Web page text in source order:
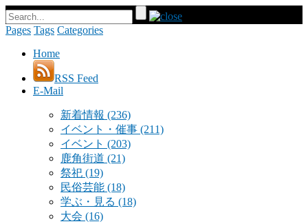
Pages Tags Categories
Home
RSS Feed
E-Mail
新着情報 (236)
イベント・催事 (211)
イベント (203)
鹿角街道 (21)
祭祀 (19)
民俗芸能 (18)
学ぶ・見る (18)
大会 (16)